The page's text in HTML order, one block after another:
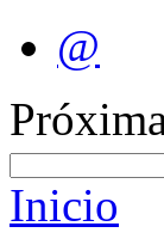
@
Inicio